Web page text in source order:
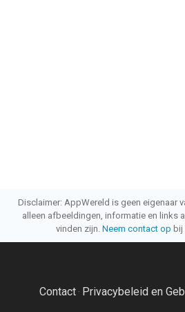
Disclaimer: AppWereld is geen eigenaar
alleen afbeeldingen, informatie en links
vinden zijn. Neem contact op bij
Contact· Privacybeleid en